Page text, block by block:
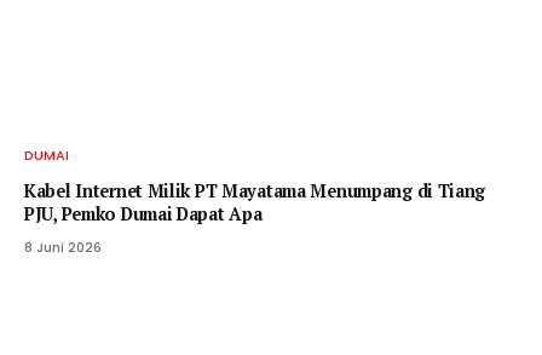
DUMAI
Kabel Internet Milik PT Mayatama Menumpang di Tiang
PJU, Pemko Dumai Dapat Apa
8 Juni 2026